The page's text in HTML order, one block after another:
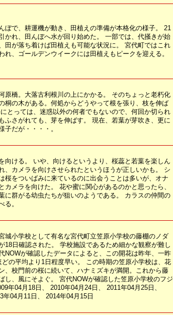
ぼで、耕運機が動き、田植えの準備が本格化の様子。 21
かれ、田んぼへ水が回り始めた。 一部では、代掻きが始
田が落ち着けば田植えも可能な状況に。 宮代町ではこれ
れ、ゴールデンウイークには田植えもピークを迎える。
原橋。大落古利根川の上にかかる。 そのちょっと老朽化
桐の木がある。何処からどうやって根を張り、枝を伸ば
とっては、迷惑以外の何者でもないので、何回か切られ
ふさがれても、芽を伸ばす。 現在、若葉が芽吹き、更に
子だが・・・・。
向ける。 いや、向けるというより、桜蕊と若葉を楽しん
、カメラを向けさせられたというほうが正しいかも。 シ
桜をついばみに来ているのに出会うことは多いが、オナ
カメラを向けた。 花や蜜に関心があるのかと思ったら、
に群がる幼虫たちが狙いのようである。 カラスの仲間の
る。
城小学校として有名な宮代町立笠原小学校の藤棚のノダ
18日確認された。 学校施設であるため細かな観察が難し
NOWが確認したデータによると、この開花は昨年、一昨
の平均より1日程度早い。 この時期の笠原小学校は、花
、校門前の桜に続いて、ハナミズキが満開。これから藤
し、風にそよぐ。 宮代NOWが確認した笠原小学校のフジ
年04月18日、 2010年04月24日、 2011年04月25日、
年04月11日、 2014年04月15日